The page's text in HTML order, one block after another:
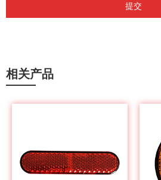
提交
相关产品